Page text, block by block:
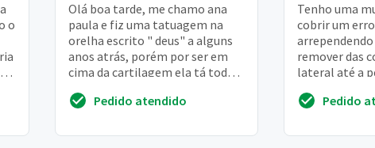
o
Olá boa tarde, me chamo ana
paula e fiz uma tatuagem na
orelha escrito " deus" a alguns
anos atrás, porém por ser em
cima da cartilagem ela tá toda
é bem ...Pedido atendido
Tenho uma
cobrir um
remover das
lateral até a
Pedido